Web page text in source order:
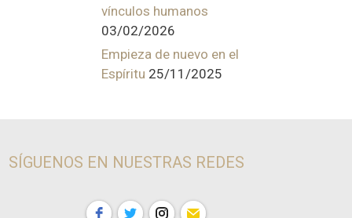
vínculos humanos
03/02/2026
Empieza de nuevo en el
Espíritu 25/11/2025
SÍGUENOS EN NUESTRAS REDES